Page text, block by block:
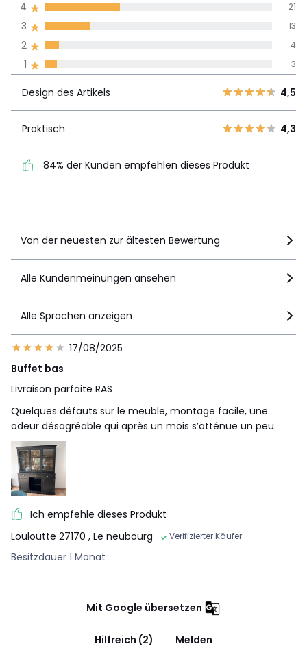
Größe Einheitsgrösse
Herunterladen
Montageplan und Pflegehinweise
4
Design des
4,3
84% der Kunden
empfehlen dieses Produkt
1 3
2 4
3 13
4 21
Design des Artikels 4,5
Praktisch 4,3
84% der Kunden empfehlen dieses Produkt
Von der neuesten zur ältesten Bewertung
Alle Kundenmeinungen ansehen
Alle Sprachen anzeigen
17/08/2025
Buffet bas
Livraison parfaite RAS
Quelques défauts sur le meuble, montage facile, une
odeur désagréable qui après un mois s’atténue un peu.
Ich empfehle dieses Produkt
Louloutte 27170 , Le neubourg Verifizierter Käufer
Besitzdauer 1 Monat
Mit Google übersetzen
Hilfreich (2)
Melden